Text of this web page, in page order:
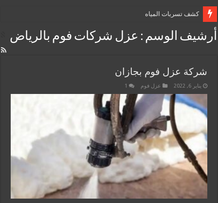
كشف تسربات المياه
أرشيف الوسم : عزل شركات فوم بالرياض
شركة عزل فوم بجازان
يناير 6, 2022 عزل فوم 1